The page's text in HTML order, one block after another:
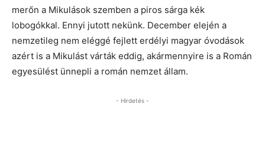
merőn a Mikulások szemben a piros sárga kék
lobogókkal. Ennyi jutott nekünk. December elején a
nemzetileg nem eléggé fejlett erdélyi magyar óvodások
azért is a Mikulást várták eddig, akármennyire is a Román
egyesülést ünnepli a román nemzet állam.
- Hirdetés -